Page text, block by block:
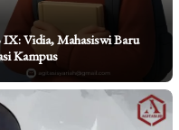
Vidia, Mahasiswi Baru
Kampus